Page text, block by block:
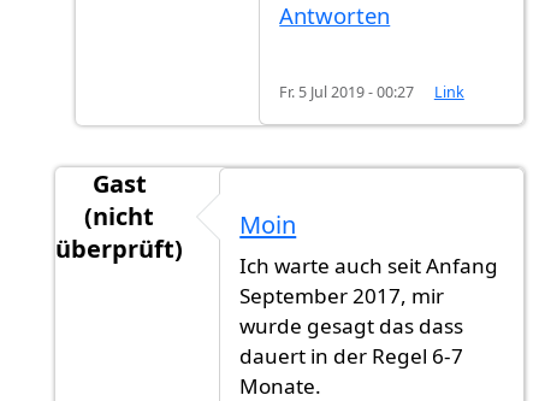
Antworten
Fr. 5 Jul 2019 - 00:27 Link
Gast
(nicht
überprüft)
Ich warte schonvonGast (nicht
Moin
Ich warte auch seit Anfang
September 2017, mir
wurde gesagt das dass
dauert in der Regel 6-7
Monate.